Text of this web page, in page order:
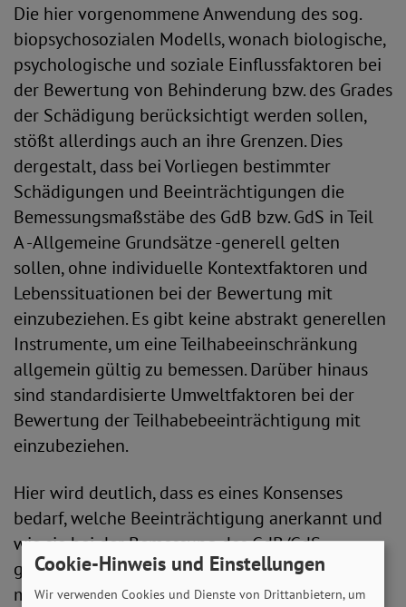
Die hier vorgenommene Anwendung des sog.
biopsychosozialen Modells, wonach biologische,
psychologische und soziale Einflussfaktoren bei
der Bewertung von Behinderung bzw. des Grades
der Schädigung berücksichtigt werden sollen,
stößt allerdings auch an ihre Grenzen. Dies
dergestalt, dass bei Vorliegen bestimmter
Schädigungen und Beeinträchtigungen die
Bemessungsmaßstäbe des GdB bzw. GdS in Teil
A -Allgemeine Grundsätze -generell gelten
sollen, ohne individuelle Kontextfaktoren und
Lebenssituationen bei der Bewertung mit
einzubeziehen. Es gibt keine abstrakt generellen
Instrumente, um eine Teilhabeeinschränkung
allgemein gültig zu bemessen. Darüber hinaus
sind standardisierte Umweltfaktoren bei der
Bewertung der Teilhabebeeinträchtigung mit
einzubeziehen.
Hier wird deutlich, dass es eines Konsenses
bedarf, welche Beeinträchtigung anerkannt und
wie sie bei der Bemessung des GdB/GdS
gewichtet werden soll. Daher ist es wichtig, dass
multidisziplinäre Expert*innen zu Rate gezogen
Cookie-Hinweis und Einstellungen
Wir verwenden Cookies und Dienste von Drittanbietern, um